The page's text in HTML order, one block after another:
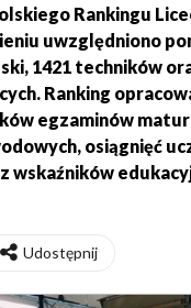
Rankingu
uwzględniono
1421 techników
Ranking
egzaminów
osiągnięć
wskaźników
Udostępnij